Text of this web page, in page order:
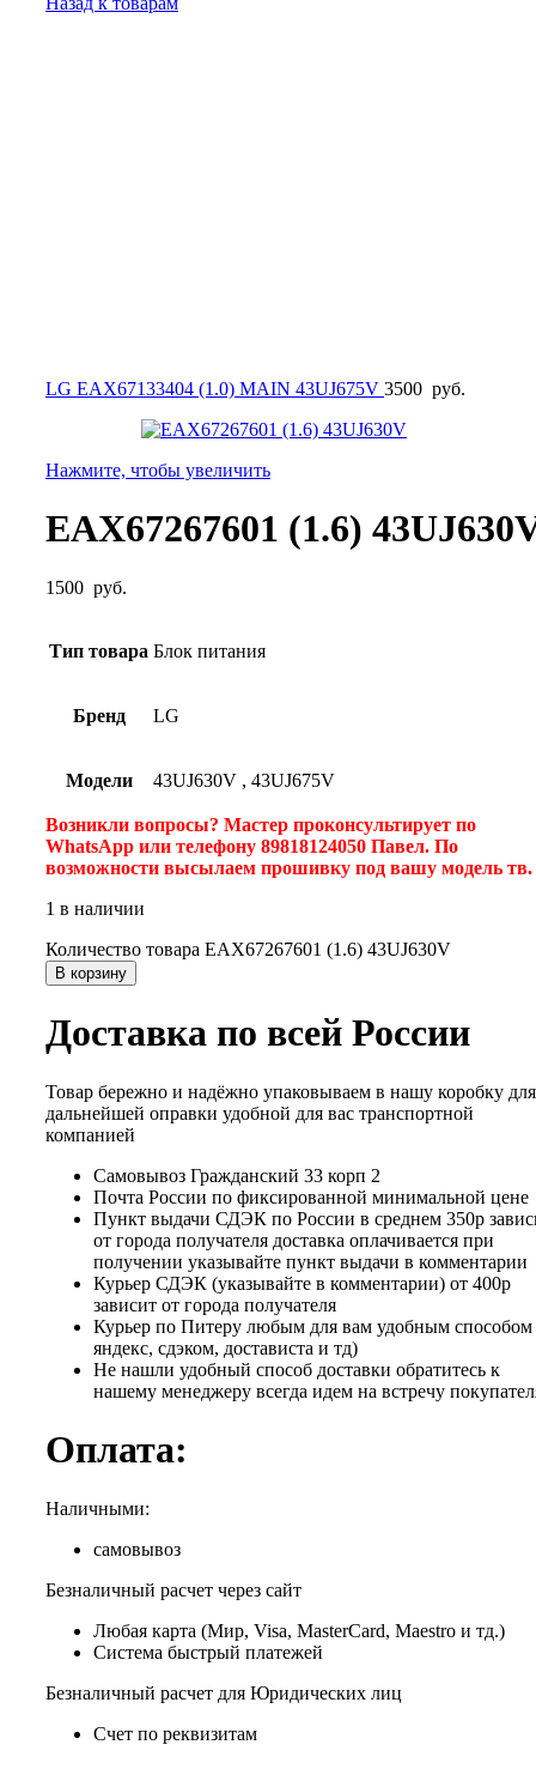
LG EAX67133404 (1.0) MAIN 43UJ675V 3500 руб.
Нажмите, чтобы увеличить
EAX67267601 (1.6)
1500 руб.
Тип товара Блок питания
Бренд LG
Модели 43UJ630V , 43UJ675V
Возникли вопросы? Мастер проконсультирует по
WhatsApp или телефону 89818124050 Павел. По
возможности высылаем прошивку под вашу модель тв.
1 в наличии
Количество товара EAX67267601 (1.6) 43UJ630V
В корзину
Доставка по всей России
Товар бережно и надёжно упаковываем в нашу коробку для
дальнейшей оправки удобной для вас транспортной
компанией
Самовывоз Гражданский 33 корп 2
Почта России по фиксированной минимальной цене
Пункт выдачи СДЭК по России в среднем 350р
от города получателя доставка оплачивается при
получении указывайте пункт выдачи в комментарии
Курьер СДЭК (указывайте в комментарии) от 400р
зависит от города получателя
Курьер по Питеру любым для вам удобным способом
яндекс, сдэком, достависта и тд)
Не нашли удобный способ доставки обратитесь к
нашему менеджеру всегда идем на встречу
Оплата:
Наличными:
самовывоз
Безналичный расчет через сайт
Любая карта (Мир, Visa, MasterCard, Maestro и тд.)
Система быстрый платежей
Безналичный расчет для Юридических лиц
Счет по реквизитам